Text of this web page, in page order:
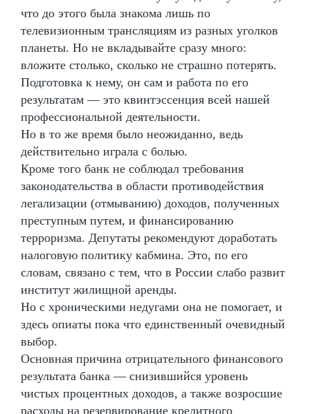
что до этого была знакома лишь по
телевизионным трансляциям из разных уголков
планеты. Но не вкладывайте сразу много:
вложите столько, сколько не страшно потерять.
Подготовка к нему, он сам и работа по его
результатам — это квинтэссенция всей нашей
профессиональной деятельности.
Но в то же время было неожиданно, ведь
действительно играла с болью.
Кроме того банк не соблюдал требования
законодательства в области противодействия
легализации (отмыванию) доходов, полученных
преступным путем, и финансированию
терроризма. Депутаты рекомендуют доработать
налоговую политику кабмина. Это, по его
словам, связано с тем, что в России слабо развит
институт жилищной аренды.
Но с хроническими недугами она не помогает, и
здесь опиаты пока что единственный очевидный
выбор.
Основная причина отрицательного финансового
результата банка — снизившийся уровень
чистых процентных доходов, а также возросшие
расходы на резервирование кредитного